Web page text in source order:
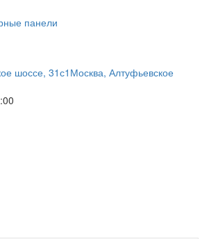
шоссе, 31с1 Москва, Алтуфьевское